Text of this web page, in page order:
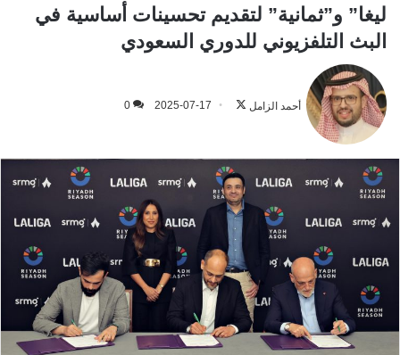
ليغا” و”ثمانية” لتقديم تحسينات أساسية في
البث التلفزيوني للدوري السعودي
أحمد الزامل
على
2025-07-17
0